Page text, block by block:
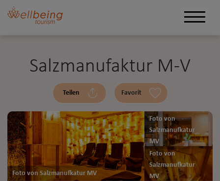
Salzmanufaktur M-V
Teilen Favorit
Foto von Salzmanufkatur MV
Foto von
Salzmanufkatur
MV
Foto von
Salzmanufkatur
MV